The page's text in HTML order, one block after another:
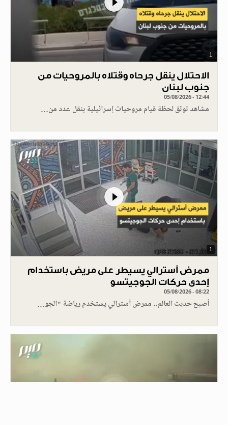
1
الاحتلال ينقل جرحاه وقتلاه بالمروحيات من
جنوب لبنان
05/08/2026 - 12:44
مشاهد توثق لحظة قيام مروحيات إسرائيلية بنقل عدد من…
1
ممرض أسترالي يسيطر على مريض باستخدام
إحدى حركات الجوجيتسو
05/08/2026 - 08:22
أصبح حديث العالم.. ممرض أسترالي يستخدم رياضة "الجو…